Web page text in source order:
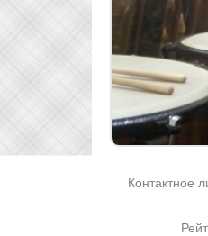
Контактное